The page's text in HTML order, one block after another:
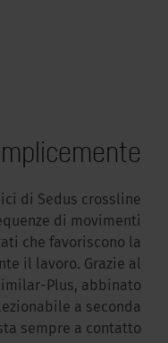
di Sedus crossline
di movimenti
che favoriscono la
il lavoro. Grazie al
Plus, abbinato
a seconda
sempre a contatto